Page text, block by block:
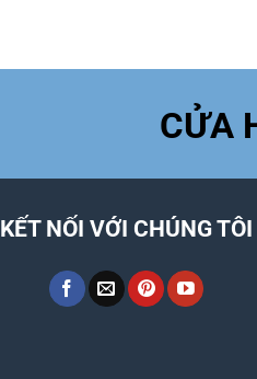
CỬA
KẾT NỐI VỚI CHÚNG TÔI